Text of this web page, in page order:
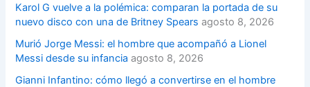
Karol G vuelve a la polémica: comparan la portada de su
nuevo disco con una de Britney Spears agosto 8, 2026
Murió Jorge Messi: el hombre que acompañó a Lionel
Messi desde su infancia agosto 8, 2026
Gianni Infantino: cómo llegó a convertirse en el hombre